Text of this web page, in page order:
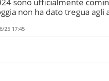
sono ufficialmente
non ha dato tregua agli
25 17:45
non hanno segreti:
dove altri non vedono